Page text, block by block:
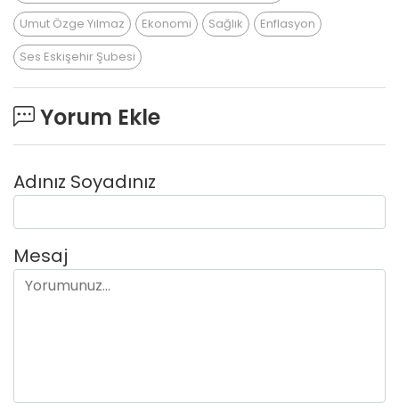
Umut Özge Yılmaz
Ekonomi Sağlık
Enflasyon
Ses Eskişehir Şubesi
Yorum Ekle
Adınız Soyadınız
Mesaj